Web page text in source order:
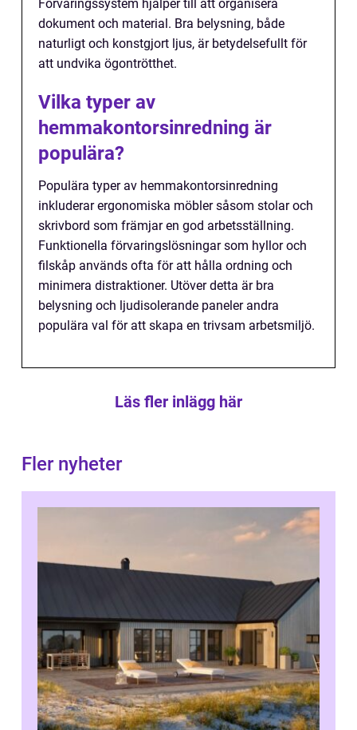
Förvaringssystem hjälper till att organisera
dokument och material. Bra belysning, både
naturligt och konstgjort ljus, är betydelsefullt för
att undvika ögontrötthet.
Vilka typer av
hemmakontorsinredning är
populära?
Populära typer av hemmakontorsinredning
inkluderar ergonomiska möbler såsom stolar och
skrivbord som främjar en god arbetsställning.
Funktionella förvaringslösningar som hyllor och
filskåp används ofta för att hålla ordning och
minimera distraktioner. Utöver detta är bra
belysning och ljudisolerande paneler andra
populära val för att skapa en trivsam arbetsmiljö.
Läs fler inlägg här
Fler nyheter